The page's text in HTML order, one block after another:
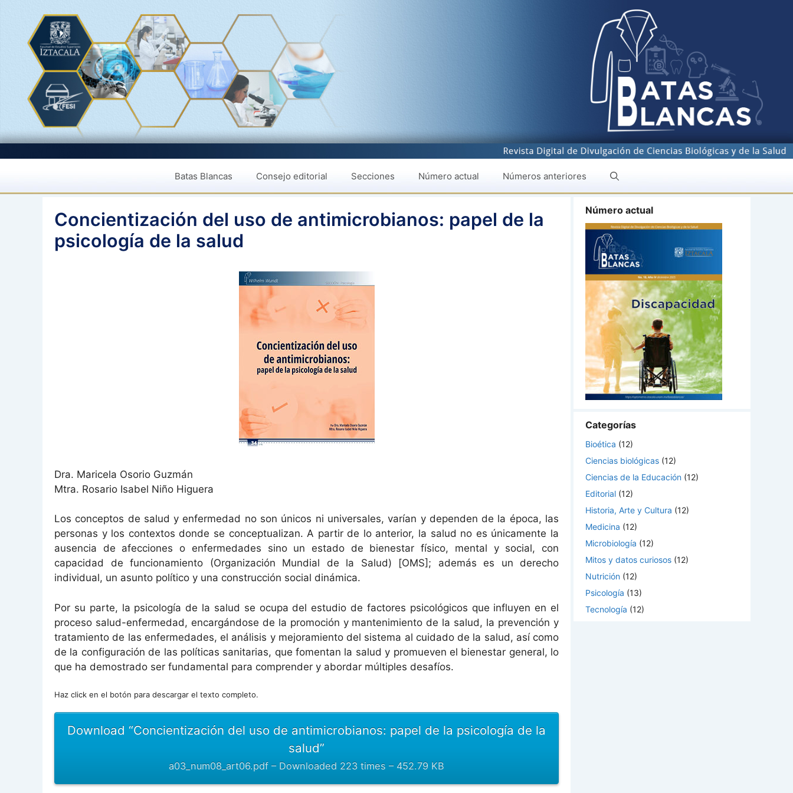
contenido
Batas Blancas Consejo editorial Secciones Número actual Números anteriores
Concientización del uso de antimicrobianos: papel de la
psicología de la salud
Dra. Maricela Osorio Guzmán
Mtra. Rosario Isabel Niño Higuera
Los conceptos de salud y enfermedad no son únicos ni universales, varían y dependen de la época, las
personas y los contextos donde se conceptualizan. A partir de lo anterior, la salud no es únicamente la
ausencia de afecciones o enfermedades sino un estado de bienestar físico, mental y social, con
capacidad de funcionamiento (Organización Mundial de la Salud) [OMS]; además es un derecho
individual, un asunto político y una construcción social dinámica.
Por su parte, la psicología de la salud se ocupa del estudio de factores psicológicos que influyen en el
proceso salud-enfermedad, encargándose de la promoción y mantenimiento de la salud, la prevención y
tratamiento de las enfermedades, el análisis y mejoramiento del sistema al cuidado de la salud, así como
de la configuración de las políticas sanitarias, que fomentan la salud y promueven el bienestar general, lo
que ha demostrado ser fundamental para comprender y abordar múltiples desafíos.
Haz click en el botón para descargar el texto completo.
Download “Concientización del uso de antimicrobianos: papel de la psicología de la
salud”
a03_num08_art06.pdf – Downloaded 223 times – 452.79 KB
Número actual
Categorías
Bioética (12)
Ciencias biológicas (12)
Ciencias de la Educación (12)
Editorial (12)
Historia, Arte y Cultura (12)
Medicina (12)
Microbiología (12)
Mitos y datos curiosos (12)
Nutrición (12)
Psicología (13)
Tecnología (12)